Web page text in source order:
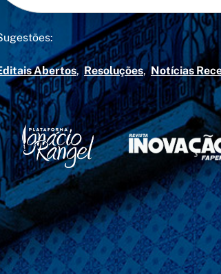
Abertos Resoluções Notícias